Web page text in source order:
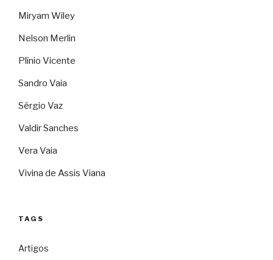
Miryam Wiley
Nelson Merlin
Plínio Vicente
Sandro Vaia
Sérgio Vaz
Valdir Sanches
Vera Vaia
Vivina de Assis Viana
TAGS
Artigos